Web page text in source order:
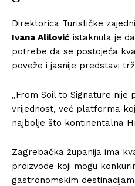
Direktorica Turističke
Ivana Alilović istaknula je
potrebe da se postojeća
poveže i jasnije predstavi
„From Soil to Signature
vrijednost, već platforma
najbolje što kontinentalna
Zagrebačka županija ima
proizvode koji mogu
gastronomskim